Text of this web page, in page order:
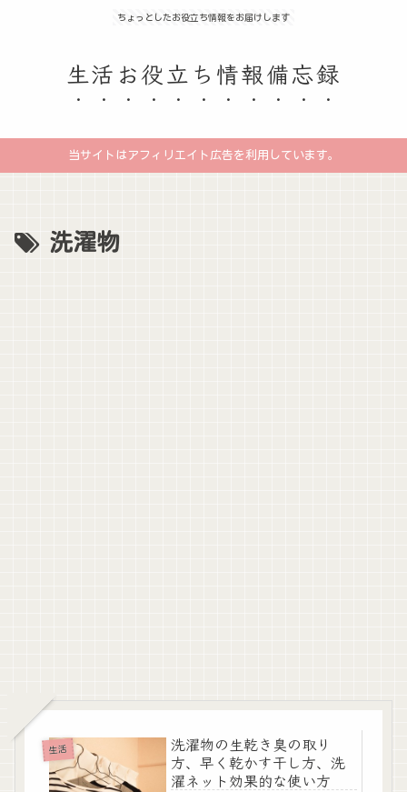
ちょっとしたお役立ち情報をお届けします
生活お役立ち情報備忘録
当サイトはアフィリエイト広告を利用しています。
洗濯物
生活
洗濯物の生乾き臭の取り
方、早く乾かす干し方、洗
濯ネット効果的な使い方